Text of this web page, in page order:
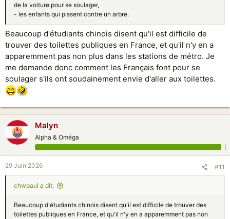
de la voiture pour se soulager,
- les enfants qui pissent contre un arbre.
Beaucoup d'étudiants chinois disent qu'il est difficile de
trouver des toilettes publiques en France, et qu'il n'y en a
apparemment pas non plus dans les stations de métro. Je
me demande donc comment les Français font pour se
soulager s'ils ont soudainement envie d'aller aux toilettes.
Malyn
Alpha & Oméga
29 Juin 2026 #11
chwpaul a dit:
Beaucoup d'étudiants chinois disent qu'il est difficile de trouver des
toilettes publiques en France, et qu'il n'y en a apparemment pas non